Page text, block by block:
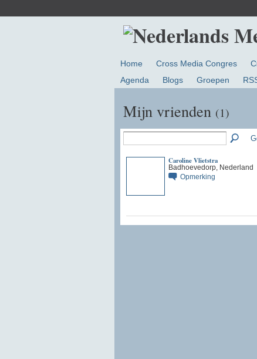
Home Cross Media Congres
Agenda
Blogs Groepen
Mijn vrienden (1)
Caroline Vlietstra
Badhoevedorp, Nederland
Opmerking